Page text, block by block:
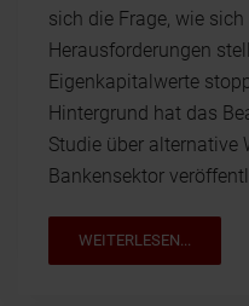
sich die Frage, wie
Herausforderungen
Eigenkapitalwerte
Hintergrund hat das
Studie über
Bankensektor
WEITERLESEN...